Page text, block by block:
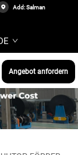
Add: Salman
Angebot anfordern